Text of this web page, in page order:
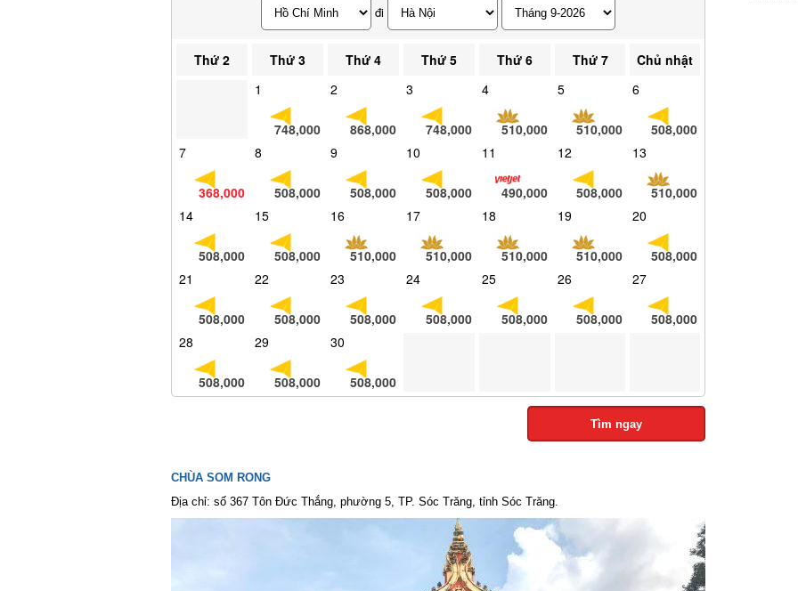
đi
Thứ 2 Thứ 3 Thứ 4 Thứ 5 Thứ 6 Thứ 7
Chủ nhật
748,000
2
868,000
3
748,000
4
510,000
5
510,000
6
508,000
7
368,000
8
508,000
9
508,000
10
508,000
11
490,000
12
508,000
13
510,000
14
508,000
15
508,000
16
510,000
17
510,000
18
510,000
19
510,000
20
508,000
21
508,000
22
508,000
23
508,000
24
508,000
25
508,000
26
508,000
27
508,000
28
508,000
29
508,000
30
508,000
Tìm ngay
CHÙA SOM RONG
Địa chỉ: số 367 Tôn Đức Thắng, phường 5, TP. Sóc Trăng, tỉnh Sóc Trăng.